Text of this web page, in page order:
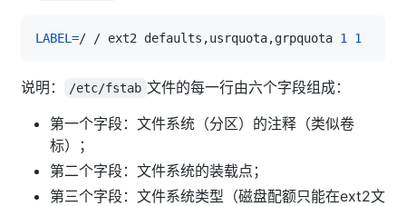
LABEL =/ / ext2 defaults,usrquota,grpquota 1 1
说明： /etc/fstab 文件的每一行由六个字段组成：
第一个字段：文件系统（分区）的注释（类似卷
标）；
第二个字段：文件系统的装载点；
第三个字段：文件系统类型（磁盘配额只能在ext2文